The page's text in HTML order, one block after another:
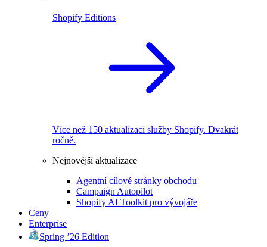
Shopify Editions
Více než 150 aktualizací služby Shopify. Dvakrát
ročně.
Nejnovější aktualizace
Agentní cílové stránky obchodu
Campaign Autopilot
Shopify AI Toolkit pro vývojáře
Ceny
Enterprise
Spring ’26 Edition